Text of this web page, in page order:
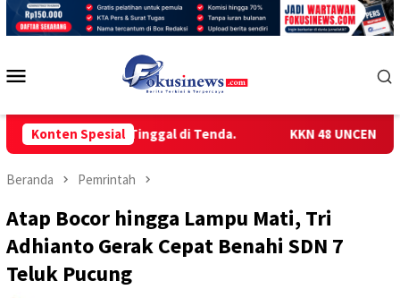
Loncat
Konten Spesial
Tinggal di Tenda. KKN 48 UNCEN GELAR
Beranda Pemrintah
Atap Bocor hingga Lampu Mati, Tri
Adhianto Gerak Cepat Benahi SDN 7
Teluk Pucung